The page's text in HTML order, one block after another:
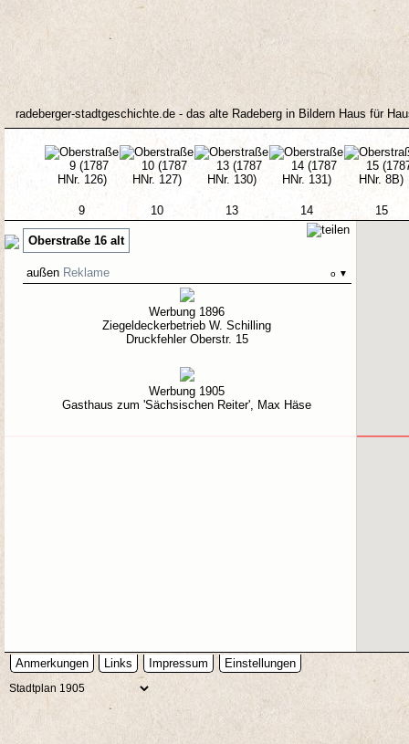
radeberger-stadtgeschichte.de - das alte Radeberg in Bildern Haus für
9 10 13 14 15
Oberstraße 16 alt
außen Reklame o ▼
Werbung 1896
Ziegeldeckerbetrieb W. Schilling
Druckfehler Oberstr. 15
Werbung 1905
Gasthaus zum 'Sächsischen Reiter', Max Häse
Anmerkungen Links Impressum Einstellungen